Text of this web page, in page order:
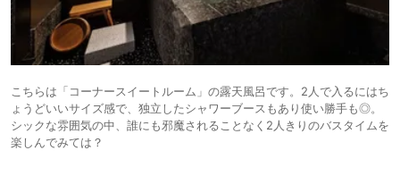
こちらは「コーナースイートルーム」の露天風呂です。2人で入るにはち
ょうどいいサイズ感で、独立したシャワーブースもあり使い勝手も◎。
シックな雰囲気の中、誰にも邪魔されることなく2人きりのバスタイムを
楽しんでみては？